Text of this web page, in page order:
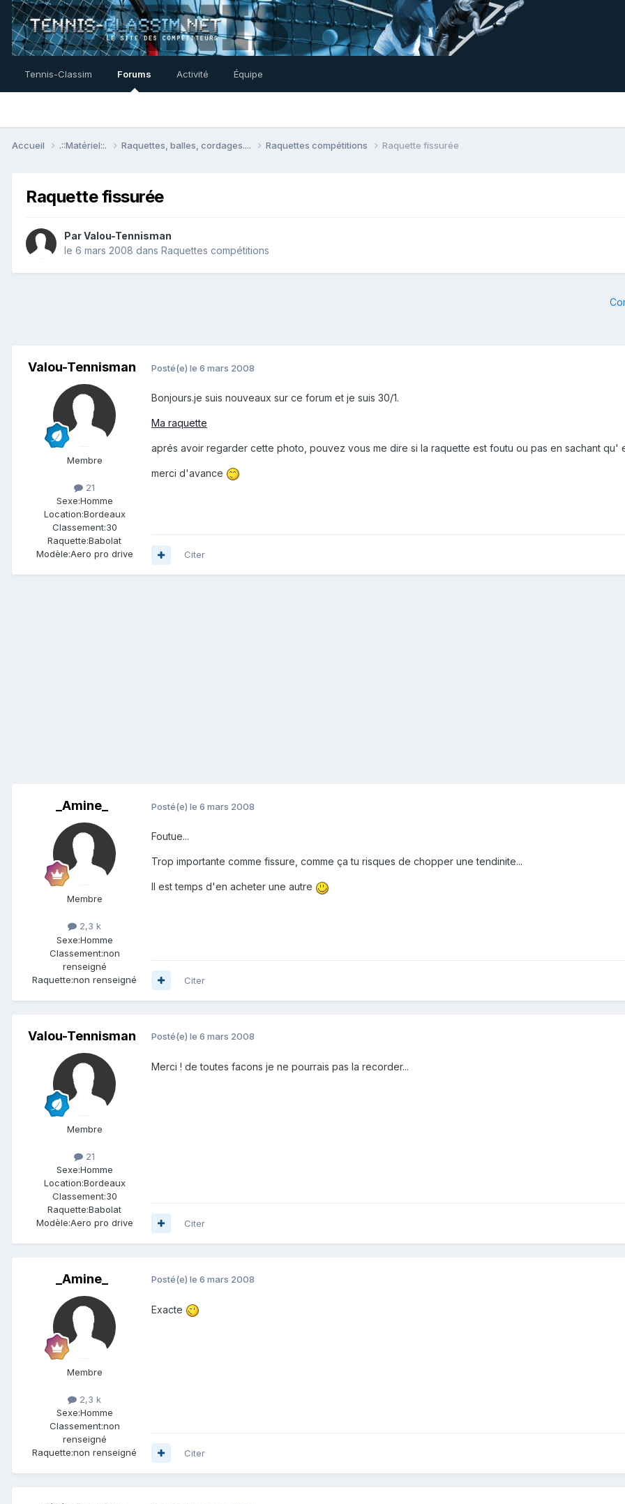
Tennis-Classim Forums Activité Équipe
Accueil .::Matériel::. Raquettes, balles, cordages.... Raquettes compétitions Raquette fissurée
Raquette fissurée
ParValou-Tennisman
le 6 mars 2008 dans Raquettes compétitions
Valou-Tennisman
Membre
21
Sexe:Homme
Location:Bordeaux
Classement:30
Raquette:Babolat
Modèle:Aero pro drive
Posté(e) le 6 mars 2008
Bonjours.je suis nouveaux sur ce forum et je suis 30/1.
Ma raquette
aprés avoir regarder cette photo, pouvez vous me dire si la raquette est foutu ou pas en sachant qu'
merci d'avance
Citer
_Amine_
Membre
2,3 k
Sexe:Homme
Classement:non
renseigné
Raquette:non renseigné
Posté(e) le 6 mars 2008
Foutue...
Trop importante comme fissure, comme ça tu risques de chopper une tendinite...
Il est temps d'en acheter une autre
Citer
Valou-Tennisman
Membre
21
Sexe:Homme
Location:Bordeaux
Classement:30
Raquette:Babolat
Modèle:Aero pro drive
Posté(e) le 6 mars 2008
Merci ! de toutes facons je ne pourrais pas la recorder...
Citer
_Amine_
Membre
2,3 k
Sexe:Homme
Classement:non
renseigné
Raquette:non renseigné
Posté(e) le 6 mars 2008
Exacte
Citer